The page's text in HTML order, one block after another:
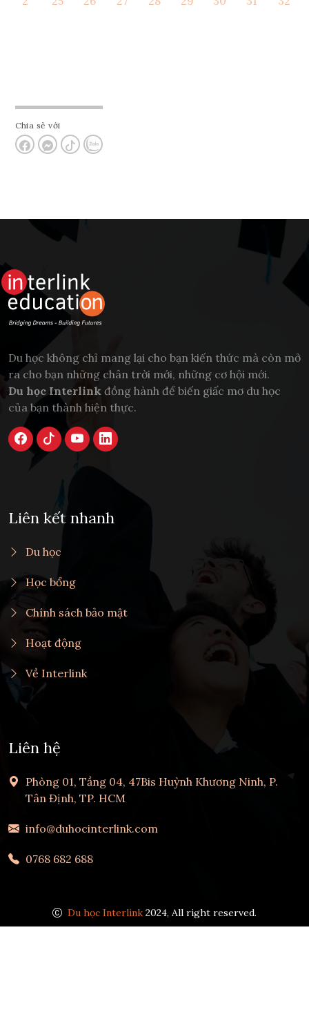
Chia sẻ với
Du học không chỉ mang lại cho bạn kiến thức mà còn mở
ra cho bạn những chân trời mới, những cơ hội mới.
Du học Interlink đồng hành để biến giấc mơ du học
của bạn thành hiện thực.
Liên kết nhanh
Du học
Học bổng
Chính sách bảo mật
Hoạt động
Về Interlink
Liên hệ
Phòng 01, Tầng 04, 47Bis Huỳnh Khương Ninh, P.
Tân Định, TP. HCM
info@duhocinterlink.com
0768 682 688
Du học Interlink 2024, All right reserved.